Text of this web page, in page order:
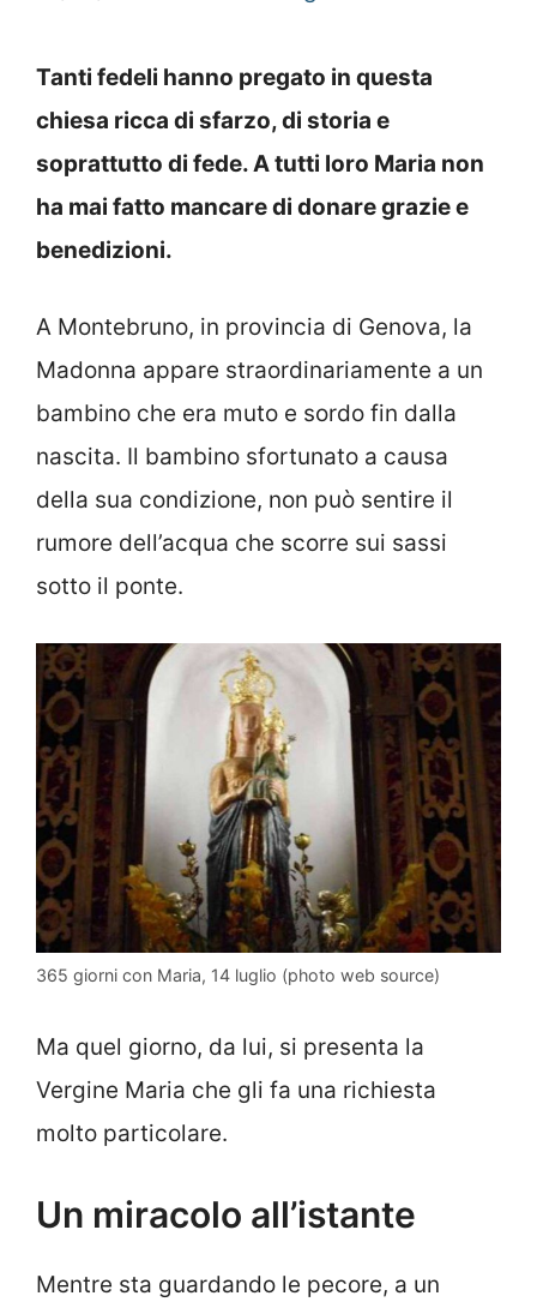
Tanti fedeli hanno pregato in questa
chiesa ricca di sfarzo, di storia e
soprattutto di fede. A tutti loro Maria non
ha mai fatto mancare di donare grazie e
benedizioni.
A Montebruno, in provincia di Genova, la
Madonna appare straordinariamente a un
bambino che era muto e sordo fin dalla
nascita. Il bambino sfortunato a causa
della sua condizione, non può sentire il
rumore dell’acqua che scorre sui sassi
sotto il ponte.
365 giorni con Maria, 14 luglio (photo web source)
Ma quel giorno, da lui, si presenta la
Vergine Maria che gli fa una richiesta
molto particolare.
Un miracolo all’istante
Mentre sta guardando le pecore, a un